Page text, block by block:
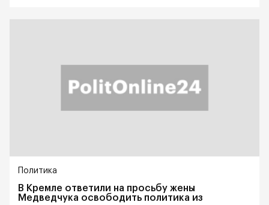
Политика
В Кремле ответили на просьбу жены
Медведчука освободить политика из